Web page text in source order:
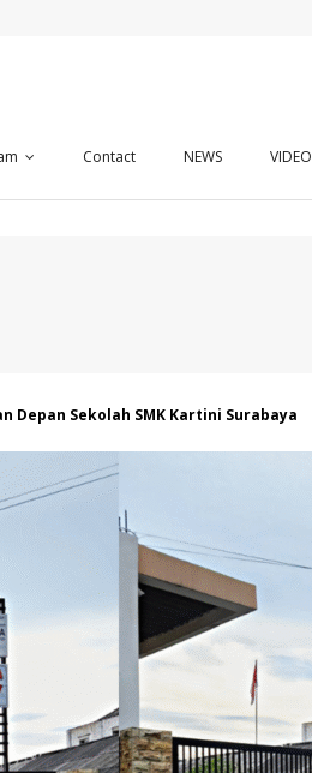
Contact NEWS VIDEO
Depan Sekolah SMK Kartini Surabaya